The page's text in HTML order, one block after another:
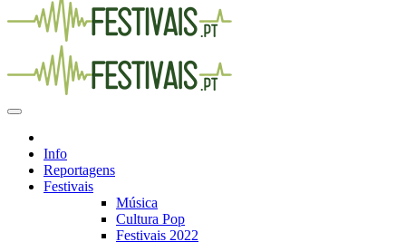
Info
Reportagens
Festivais
Música
Cultura Pop
Festivais 2022